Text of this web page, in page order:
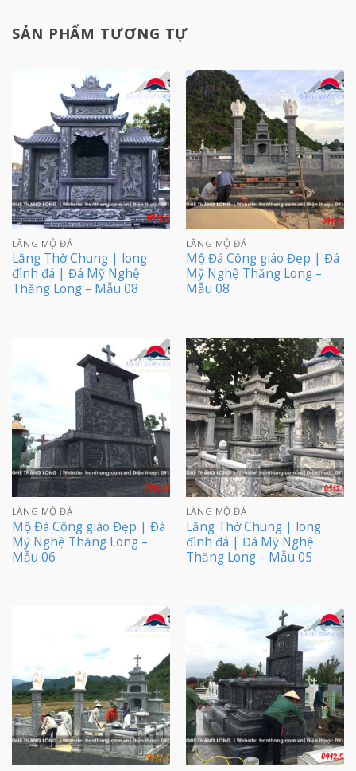
SẢN PHẨM TƯƠNG TỰ
LĂNG MỘ ĐÁ
Lăng Thờ Chung | long
đình đá | Đá Mỹ Nghệ
Thăng Long – Mẫu 08
LĂNG MỘ ĐÁ
Mộ Đá Công giáo Đẹp | Đá
Mỹ Nghệ Thăng Long –
Mẫu 08
LĂNG MỘ ĐÁ
Mộ Đá Công giáo Đẹp | Đá
Mỹ Nghệ Thăng Long –
Mẫu 06
LĂNG MỘ ĐÁ
Lăng Thờ Chung | long
đình đá | Đá Mỹ Nghệ
Thăng Long – Mẫu 05